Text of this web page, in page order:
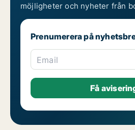
möjligheter och nyheter från
Prenumerera på
Email